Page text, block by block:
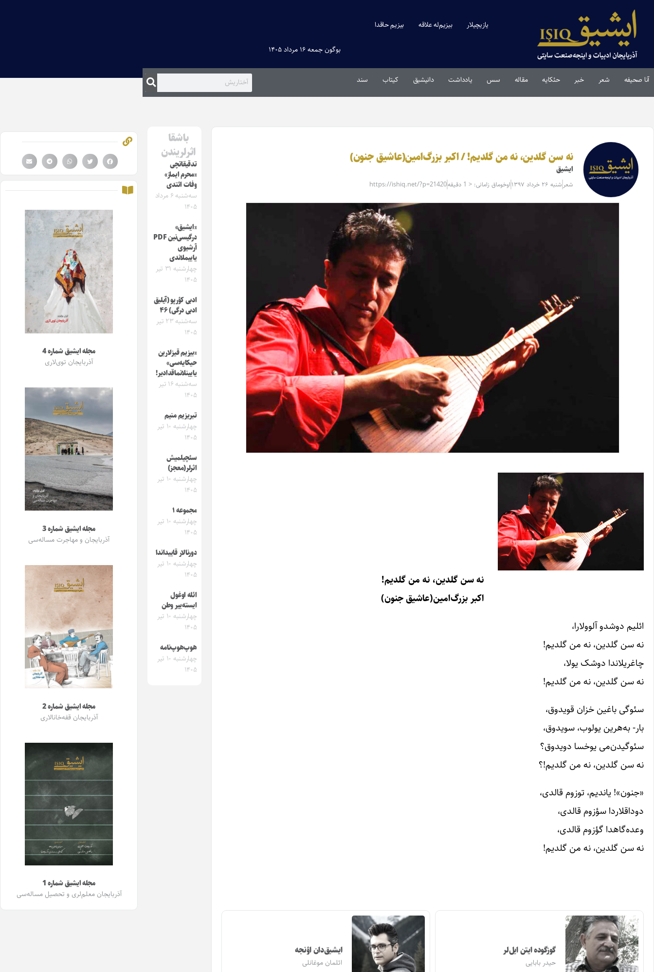
یازیچیلار بیزیم‌له علاقه بیزیم حاقدا
بوگون جمعه ۱۶ مرداد ۱۴۰۵
آنا صحیفه شعر خبر حئکایه مقاله‌ سس یادداشت دانیشیق کیتاب سند
نه سن گلدین، نه من گلدیم! / اکبر بزرگ‌امین(عاشیق جنون)
ایشیق
شعر شنبه ۲۶ خرداد ۱۳۹۷ اوخوماق زامانی: < 1 دقیقه https://ishiq.net/?p=21420
نه سن گلدین، نه من گلدیم!
اکبر بزرگ‌امین(عاشیق جنون)
ائلیم دوشدو آلوولارا،
نه سن گلدین، نه من گلدیم!
چاغریلاندا دوشک یولا،
نه سن گلدین، نه من گلدیم!
سئوگی باغین خزان قویدوق،
بار- به‌هرین یولوب، سویدوق،
سئوگیدن‌می یوخسا دویدوق؟
نه سن گلدین، نه من گلدیم!؟
«جنون»! یاندیم، توزوم قالدی،
دوداقلاردا سؤزوم قالدی،
وعده‌گاهدا گؤزوم قالدی،
نه سن گلدین، نه من گلدیم!
گوزگوده ایتن ایل‌لر
حیدر بابایی
ایشیق‌دان اؤنجه
ائلمان موغانلی
باشقا
اثرلریندن
تدقیقاتچی
«محرم ایماز»
وفات ائتدی
سه‌شنبه ۶ مرداد
۱۴۰۵
«ایشیق»
درگیسی‌نین PDF
آرشیوی
یاییملاندی
چهارشنبه ۳۱ تیر
۱۴۰۵
ادبی کؤرپو (آیلیق
ادبی درگی) ۴۶
سه‌شنبه ۲۳ تیر
۱۴۰۵
«بیزیم قیزلارین
حیکایه‌سی»
یایینلانماقدادیر!
سه‌شنبه ۱۶ تیر
۱۴۰۵
تبریزیم منیم
چهارشنبه ۱۰ تیر
۱۴۰۵
سئچیلمیش
اثرلر(معجز)
چهارشنبه ۱۰ تیر
۱۴۰۵
مجموعه ۱
چهارشنبه ۱۰ تیر
۱۴۰۵
دورنالار قاییداندا
چهارشنبه ۱۰ تیر
۱۴۰۵
ائله اوغول
ایسته‌ییر وطن
چهارشنبه ۱۰ تیر
۱۴۰۵
هوپ‌هوپ‌نامه
چهارشنبه ۱۰ تیر
۱۴۰۵
مجله ایشیق شماره 4
آذربایجان توی‌لاری
مجله ایشیق شماره 3
آذربایجان و مهاجرت مساله‌سی
مجله ایشیق شماره 2
آذربایجان قفه‌خانالاری
مجله ایشیق شماره 1
آذربایجان معلم‌لری و تحصیل مساله‌سی